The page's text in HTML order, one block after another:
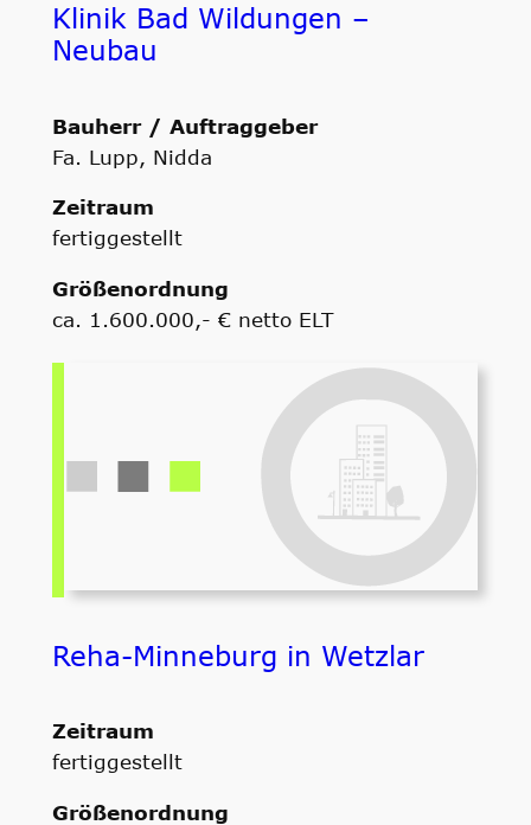
Klinik Bad Wildungen –
Neubau
Bauherr / Auftraggeber
Fa. Lupp, Nidda
Zeitraum
fertiggestellt
Größenordnung
ca. 1.600.000,- € netto ELT
Reha-Minneburg in Wetzlar
Zeitraum
fertiggestellt
Größenordnung